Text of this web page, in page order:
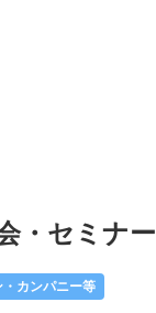
・セミナー
・カンパニー等